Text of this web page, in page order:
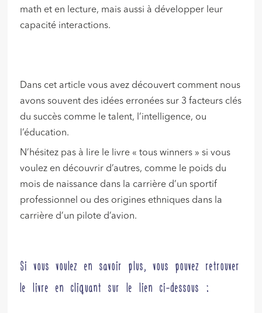
math et en lecture, mais aussi à développer leur
capacité interactions.
Dans cet article vous avez découvert comment nous
avons souvent des idées erronées sur 3 facteurs clés
du succès comme le talent, l’intelligence, ou
l’éducation.
N’hésitez pas à lire le livre « tous winners » si vous
voulez en découvrir d’autres, comme le poids du
mois de naissance dans la carrière d’un sportif
professionnel ou des origines ethniques dans la
carrière d’un pilote d’avion.
Si vous voulez en savoir plus, vous pouvez retrouver
le livre en cliquant sur le lien ci-dessous :